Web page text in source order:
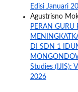
Edisi Januari
Agustrisno
PERAN
DI SDN 1
Studies (IJIS):
2026